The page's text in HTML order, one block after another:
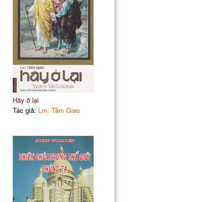
Hãy ở lại
Tác giả: Lm. Tâm Giao